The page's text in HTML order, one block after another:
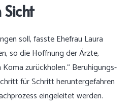
soll, fasste Ehefrau Laura
so die Hoffnung der Ärzte,
zurückholen.“ Beruhigungs-
für Schritt heruntergefahren
eingeleitet werden.